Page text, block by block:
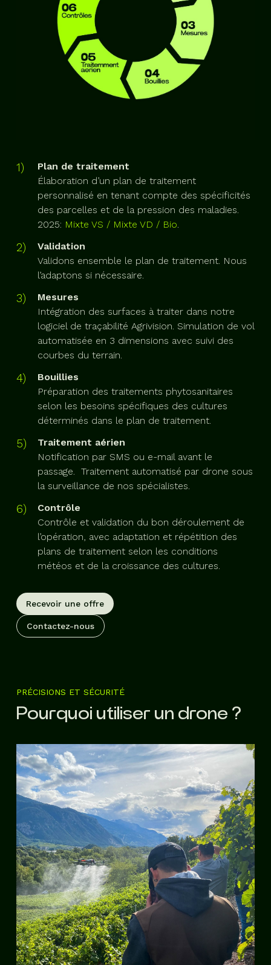
Plan de traitement
Élaboration d’un plan de traitement
personnalisé en tenant compte des spécificités
des parcelles et de la pression des maladies.
2025: Mixte VS / Mixte VD / Bio.
Validation
Validons ensemble le plan de traitement. Nous
l’adaptons si nécessaire.
Mesures
Intégration des surfaces à traiter dans notre
logiciel de traçabilité Agrivision. Simulation de vol
automatisée en 3 dimensions avec suivi des
courbes du terrain.
Bouillies
Préparation des traitements phytosanitaires
selon les besoins spécifiques des cultures
déterminés dans le plan de traitement.
Traitement aérien
Notification par SMS ou e-mail avant le
passage. Traitement automatisé par drone sous
la surveillance de nos spécialistes.
Contrôle
Contrôle et validation du bon déroulement de
l’opération, avec adaptation et répétition des
plans de traitement selon les conditions
météos et de la croissance des cultures.
Recevoir une offre
Contactez-nous
PRÉCISIONS ET SÉCURITÉ
Pourquoi utiliser un drone ?